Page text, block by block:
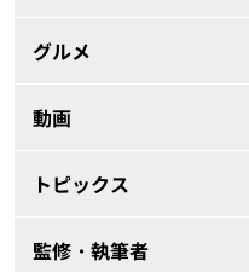
グルメ
動画
トピックス
監修・執筆者